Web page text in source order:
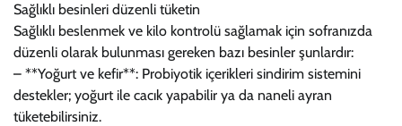
Sağlıklı besinleri düzenli tüketin
Sağlıklı beslenmek ve kilo kontrolü sağlamak için sofranızda
düzenli olarak bulunması gereken bazı besinler şunlardır:
– **Yoğurt ve kefir**: Probiyotik içerikleri sindirim sistemini
destekler; yoğurt ile cacık yapabilir ya da naneli ayran
tüketebilirsiniz.